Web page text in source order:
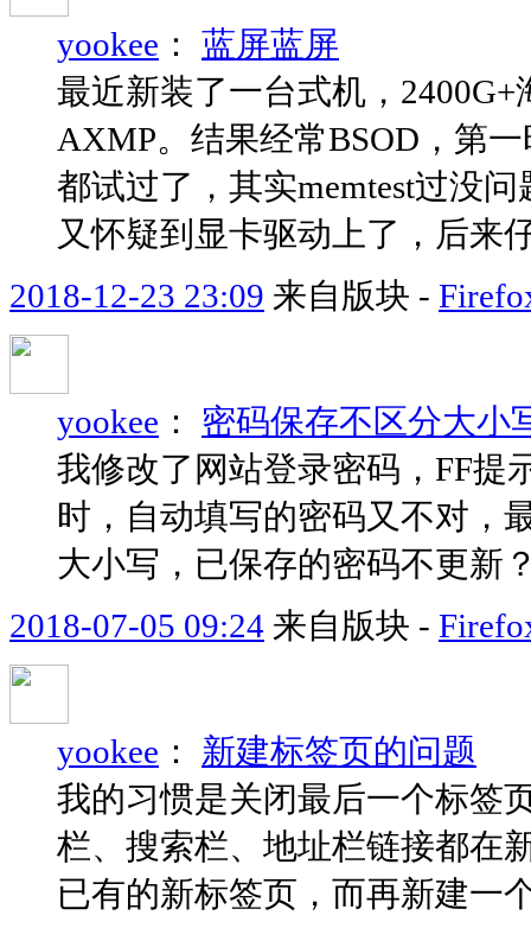
yookee ： 蓝屏蓝屏
最近新装了一台式机，2400G+
AXMP。结果经常BSOD，第
都试过了，其实memtest过没
又怀疑到显卡驱动上了，后来
2018-12-23 23:09 来自版块 -
yookee ： 密码保存不区分大小
我修改了网站登录密码，FF提
时，自动填写的密码又不对，
大小写，已保存的密码不更新
2018-07-05 09:24 来自版块 -
yookee ： 新建标签页的问题
我的习惯是关闭最后一个标签
栏、搜索栏、地址栏链接都在
已有的新标签页，而再新建一